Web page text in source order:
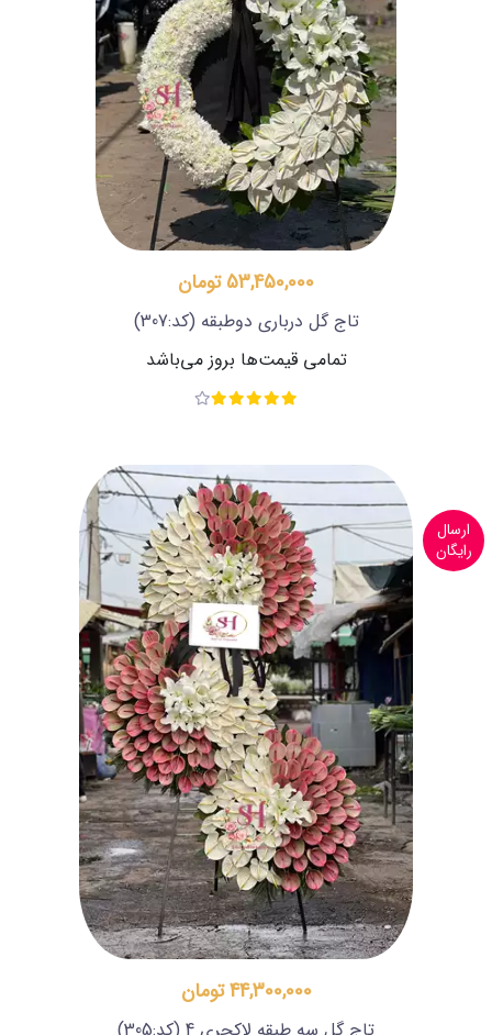
53,450,000 تومان
تاج گل درباری دوطبقه (کد:307)
تمامی قیمت‌ها بروز می‌باشد
ارسال
رایگان
44,300,000 تومان